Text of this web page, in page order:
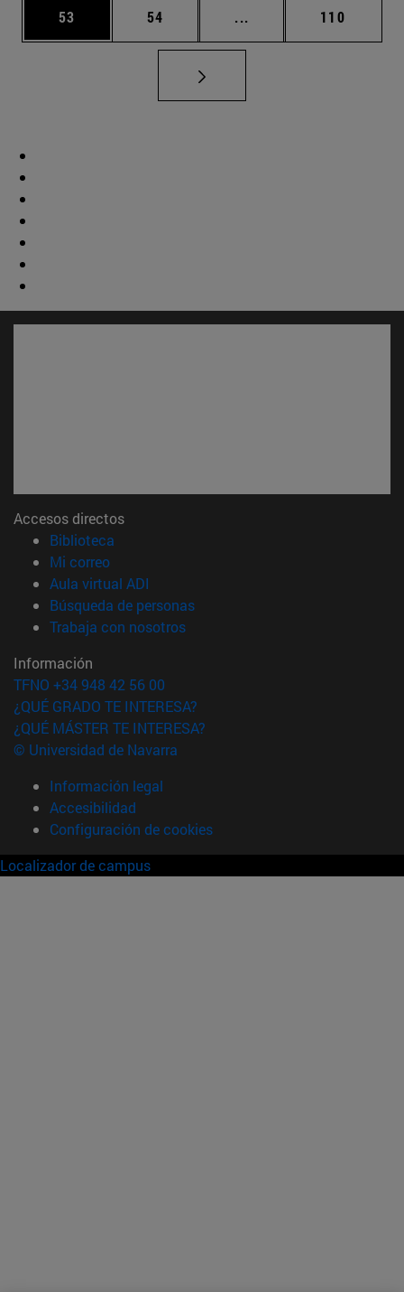
Página
53 Página
54 ... Páginas intermedias
Página
110
Accesos directos
Biblioteca
Mi correo(abre en nueva ventana)
Aula virtual ADI
Búsqueda de personas(abre en nueva ventana)
Trabaja con nosotros(abre en nueva ventana)
Información
TFNO +34 948 42 56 00
¿QUÉ GRADO TE INTERESA?
¿QUÉ MÁSTER TE INTERESA?
© Universidad de Navarra
Información legal
Accesibilidad
Configuración de cookies
Localizador de campus